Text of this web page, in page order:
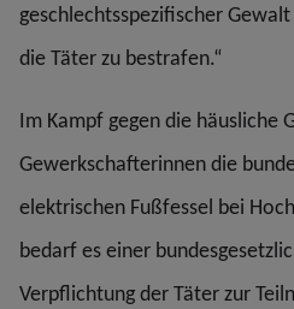
geschlechtsspezifischer
die Täter zu bestrafen.“
Im Kampf gegen die häusliche
Gewerkschafterinnen die
elektrischen Fußfessel bei
bedarf es einer
Verpflichtung der Täter zur